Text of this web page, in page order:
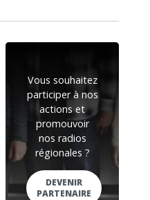
Vous souhaitez
participer à nos
actions et
promouvoir
nos radios
régionales ?
DEVENIR
PARTENAIRE